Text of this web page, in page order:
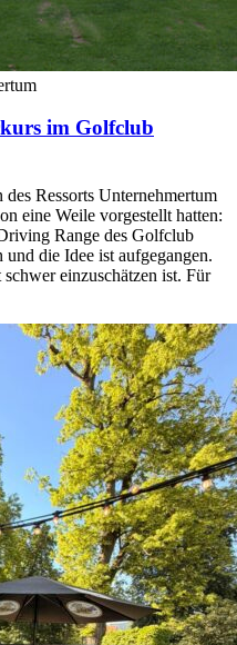
im Golfclub
Ressorts Unternehmertum
eine Weile vorgestellt hatten:
Range des Golfclub
die Idee ist aufgegangen.
einzuschätzen ist. Für